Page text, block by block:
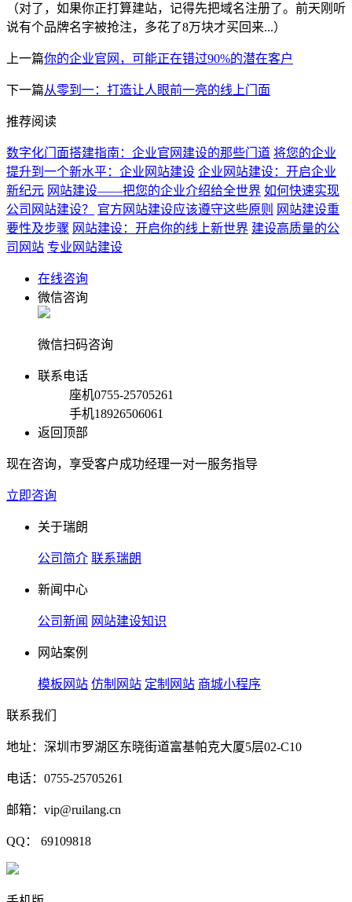
（对了，如果你正打算建站，记得先把域名注册了。前天刚听
说有个品牌名字被抢注，多花了8万块才买回来...）
上一篇你的企业官网，可能正在错过90%的潜在客户
下一篇从零到一：打造让人眼前一亮的线上门面
推荐阅读
数字化门面搭建指南：企业官网建设的那些门道 将您的企业
提升到一个新水平：企业网站建设 企业网站建设：开启企业
新纪元 网站建设——把您的企业介绍给全世界 如何快速实现
公司网站建设？
官方网站建设应该遵守这些原则
网站建设重
要性及步骤 网站建设：开启你的线上新世界 建设高质量的公
司网站 专业网站建设
在线咨询
微信咨询
微信扫码咨询
联系电话
座机0755-25705261
手机18926506061
返回顶部
现在咨询，享受客户成功经理一对一服务指导
立即咨询
关于瑞朗
公司简介 联系瑞朗
新闻中心
公司新闻 网站建设知识
网站案例
模板网站 仿制网站 定制网站 商城小程序
联系我们
地址：深圳市罗湖区东晓街道富基帕克大厦5层02-C10
电话：0755-25705261
邮箱：vip@ruilang.cn
QQ： 69109818